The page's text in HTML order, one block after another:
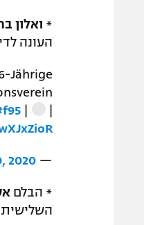
* ואלון
העונה
Jährige
— Fortuna Düsseldorf (@f95)
2020
* הבלם